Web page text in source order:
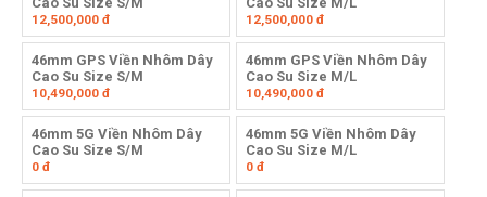
12,500,000 đ 12,500,000đ
46mm GPS Viền Nhôm Dây
Cao Su Size S/M
10,490,000 đ
46mm GPS Viền Nhôm Dây
Cao Su Size M/L
10,490,000đ
46mm 5G Viền Nhôm Dây
Cao Su Size S/M
0 đ
46mm 5G Viền Nhôm Dây
Cao Su Size M/L
0đ